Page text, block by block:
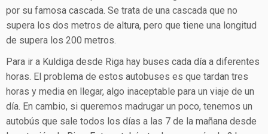
por su famosa cascada. Se trata de una cascada que no
supera los dos metros de altura, pero que tiene una longitud
de supera los 200 metros.
Para ir a Kuldiga desde Riga hay buses cada día a diferentes
horas. El problema de estos autobuses es que tardan tres
horas y media en llegar, algo inaceptable para un viaje de un
día. En cambio, si queremos madrugar un poco, tenemos un
autobús que sale todos los días a las 7 de la mañana desde